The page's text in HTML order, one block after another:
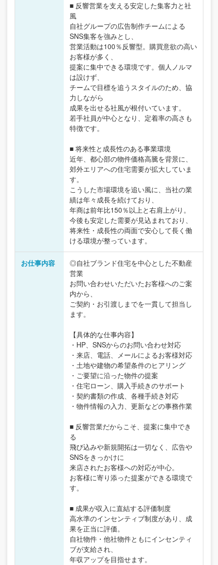
■ 反響営業を支える安定した集客力と社
風
自社グループの広告制作チームによる
SNS集客を強みとし、
営業活動は100％反響型。購買意欲の高い
お客様が多く、
提案に集中できる環境です。個人ノルマ
は設けず、
チームで目標を追うスタイルのため、協
力しながら
成果を出せる社風が根付いています。
若手社員が中心となり、定着率の高さも
特徴です。
■ 将来性と成長性のある事業環境
近年、都心部の物件価格高騰を背景に、
郊外エリアへの住宅需要が拡大していま
す。
こうした市場環境を追い風に、当社の業
績は年々成長を続けており、
年商は前年比150％以上と右肩上がり。
今後も安定した需要が見込まれており、
将来性・成長性の両面で安心して長く働
ける環境が整っています。
お仕事内容
◎自社ブランド住宅を中心とした不動産
営業
お問い合わせいただいたお客様へのご案
内から、
ご契約・お引渡しまでを一貫して担当し
ます。
【具体的な仕事内容】
・HP、SNSからのお問い合わせ対応
・来店、電話、メールによるお客様対応
・土地や建物の希望条件のヒアリング
・ご要望に沿った物件の提案
・住宅ローン、購入手続きのサポート
・契約書類の作成、各種手続き対応
・物件情報の入力、更新などの事務作業
■ 反響営業だからこそ、提案に集中でき
る
飛び込みや新規開拓は一切なく、広告や
SNSをきっかけに
来店されたお客様への対応が中心。
お客様に寄り添った提案ができる環境で
す。
■ 成果が収入に直結する評価制度
高水準のインセンティブ制度があり、成
果を正当に評価。
自社物件・他社物件ともにインセンティ
ブが支給され、
年収アップを目指せます。